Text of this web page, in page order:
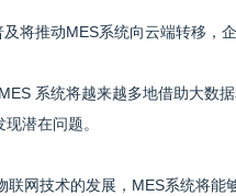
将推动MES系统向云端转移，
系统将越来越多地借助大数
潜在问题。
网技术的发展，MES系统将